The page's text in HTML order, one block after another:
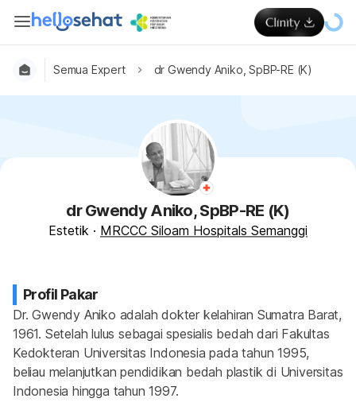
Semua Expert dr Gwendy Aniko, SpBP-RE (K)
dr Gwendy Aniko, SpBP-RE (K)
Estetik · MRCCC Siloam Hospitals Semanggi
Profil Pakar
Dr. Gwendy Aniko adalah dokter kelahiran Sumatra Barat,
1961. Setelah lulus sebagai spesialis bedah dari Fakultas
Kedokteran Universitas Indonesia pada tahun 1995,
beliau melanjutkan pendidikan bedah plastik di Universitas
Indonesia hingga tahun 1997.